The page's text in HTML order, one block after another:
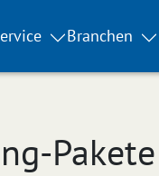
Branchen